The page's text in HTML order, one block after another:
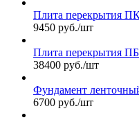
Плита перекрытия
9450 руб./шт
Плита перекрытия
38400 руб./шт
Фундамент
6700 руб./шт